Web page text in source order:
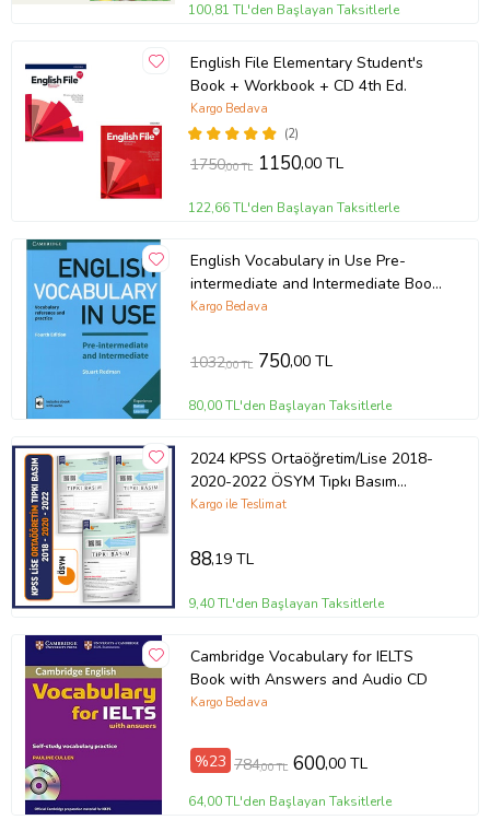
100,81 TL'den Başlayan Taksitlerle
English File Elementary Student's
Book + Workbook + CD 4th Ed.
(2)
Kargo Bedava
1750,00 TL 1150,00 TL
122,66 TL'den Başlayan Taksitlerle
English Vocabulary in Use Pre-
intermediate and Intermediate Book
and CD
Kargo Bedava
1032,00 TL 750,00 TL
80,00 TL'den Başlayan Taksitlerle
2024 KPSS Ortaöğretim/Lise 2018-
2020-2022 ÖSYM Tıpkı Basım
Türkiye Geneli D.Çözü
Kargo ile Teslimat
88,19 TL
9,40 TL'den Başlayan Taksitlerle
Cambridge Vocabulary for IELTS
Book with Answers and Audio CD
Kargo Bedava
%23 784,00 TL 600,00 TL
64,00 TL'den Başlayan Taksitlerle